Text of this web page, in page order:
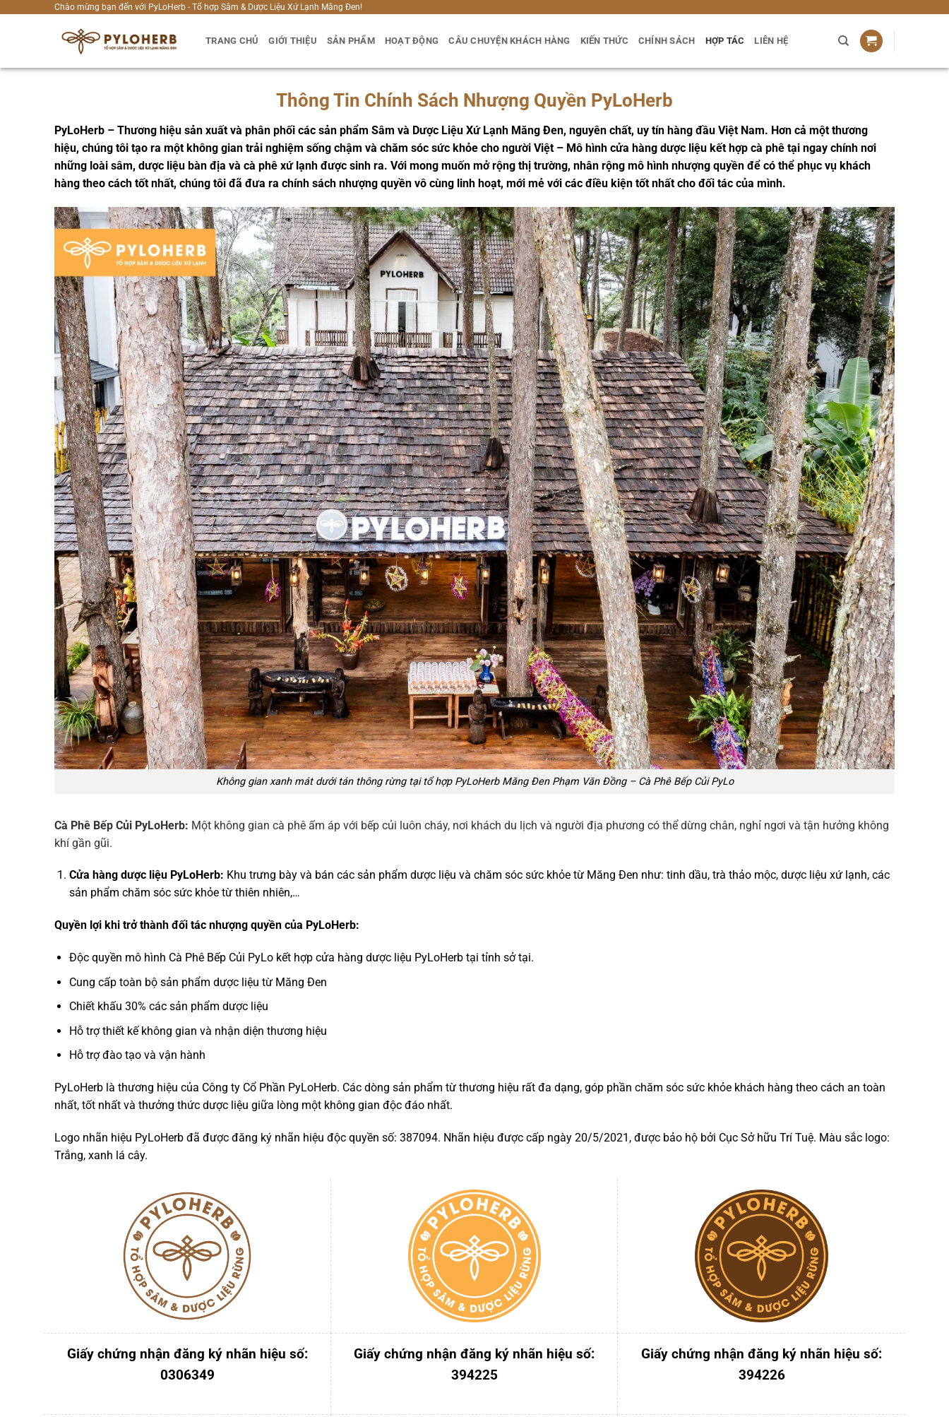
Chào mừng bạn đến với PyLoHerb - Tổ hợp Sâm & Dược Liệu Xứ Lạnh Măng Đen!
TRANG CHỦ GIỚI THIỆU SẢN PHẨM HOẠT ĐỘNG CÂU CHUYỆN KHÁCH HÀNG KIẾN THỨC CHÍNH SÁCH HỢP TÁC LIÊN HỆ
Thông Tin Chính Sách Nhượng Quyền PyLoHerb
PyLoHerb – Thương hiệu sản xuất và phân phối các sản phẩm Sâm và Dược Liệu Xứ Lạnh Măng Đen, nguyên chất, uy tín hàng đầu Việt Nam. Hơn cả một thương
hiệu, chúng tôi tạo ra một không gian trải nghiệm sống chậm và chăm sóc sức khỏe cho người Việt – Mô hình cửa hàng dược liệu kết hợp cà phê tại ngay chính nơi
những loài sâm, dược liệu bàn địa và cà phê xứ lạnh được sinh ra. Với mong muốn mở rộng thị trường, nhân rộng mô hình nhượng quyền để có thể phục vụ khách
hàng theo cách tốt nhất, chúng tôi đã đưa ra chính sách nhượng quyền vô cùng linh hoạt, mới mẻ với các điều kiện tốt nhất cho đối tác của mình.
Không gian xanh mát dưới tán thông rừng tại tổ hợp PyLoHerb Măng Đen Phạm Văn Đồng – Cà Phê Bếp Củi PyLo
Cà Phê Bếp Củi PyLoHerb: Một không gian cà phê ấm áp với bếp củi luôn cháy, nơi khách du lịch và người địa phương có thể dừng chân, nghỉ ngơi và tận hưởng không
khí gần gũi.
Cửa hàng dược liệu PyLoHerb: Khu trưng bày và bán các sản phẩm dược liệu và chăm sóc sức khỏe từ Măng Đen như: tinh dầu, trà thảo mộc, dược liệu xứ lạnh, các
sản phẩm chăm sóc sức khỏe từ thiên nhiên,…
Quyền lợi khi trở thành đối tác nhượng quyền của PyLoHerb:
Độc quyền mô hình Cà Phê Bếp Củi PyLo kết hợp cửa hàng dược liệu PyLoHerb tại tỉnh sở tại.
Cung cấp toàn bộ sản phẩm dược liệu từ Măng Đen
Chiết khấu 30% các sản phẩm dược liệu
Hỗ trợ thiết kế không gian và nhận diện thương hiệu
Hỗ trợ đào tạo và vận hành
PyLoHerb là thương hiệu của Công ty Cổ Phần PyLoHerb. Các dòng sản phẩm từ thương hiệu rất đa dạng, góp phần chăm sóc sức khỏe khách hàng theo cách an toàn
nhất, tốt nhất và thưởng thức dược liệu giữa lòng một không gian độc đáo nhất.
Logo nhãn hiệu PyLoHerb đã được đăng ký nhãn hiệu độc quyền số: 387094. Nhãn hiệu được cấp ngày 20/5/2021, được bảo hộ bởi Cục Sở hữu Trí Tuệ. Màu sắc logo:
Trắng, xanh lá cây.
Giấy chứng nhận đăng ký nhãn hiệu số:
0306349
Giấy chứng nhận đăng ký nhãn hiệu số:
394225
Giấy chứng nhận đăng ký nhãn hiệu số:
394226